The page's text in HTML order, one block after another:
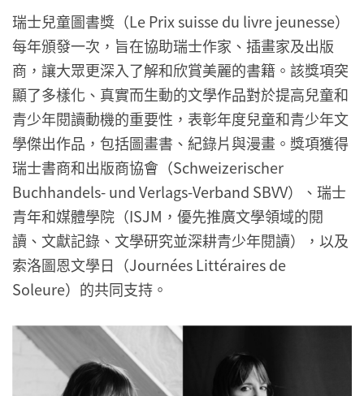
瑞士兒童圖書獎（Le Prix suisse du livre jeunesse）
每年頒發一次，旨在協助瑞士作家、插畫家及出版
商，讓大眾更深入了解和欣賞美麗的書籍。該獎項突
顯了多樣化、真實而生動的文學作品對於提高兒童和
青少年閱讀動機的重要性，表彰年度兒童和青少年文
學傑出作品，包括圖畫書、紀錄片與漫畫。獎項獲得
瑞士書商和出版商協會（Schweizerischer
Buchhandels- und Verlags-Verband SBVV）、瑞士
青年和媒體學院（ISJM，優先推廣文學領域的閱
讀、文獻記錄、文學研究並深耕青少年閱讀），以及
索洛圖恩文學日（Journées Littéraires de
Soleure）的共同支持。